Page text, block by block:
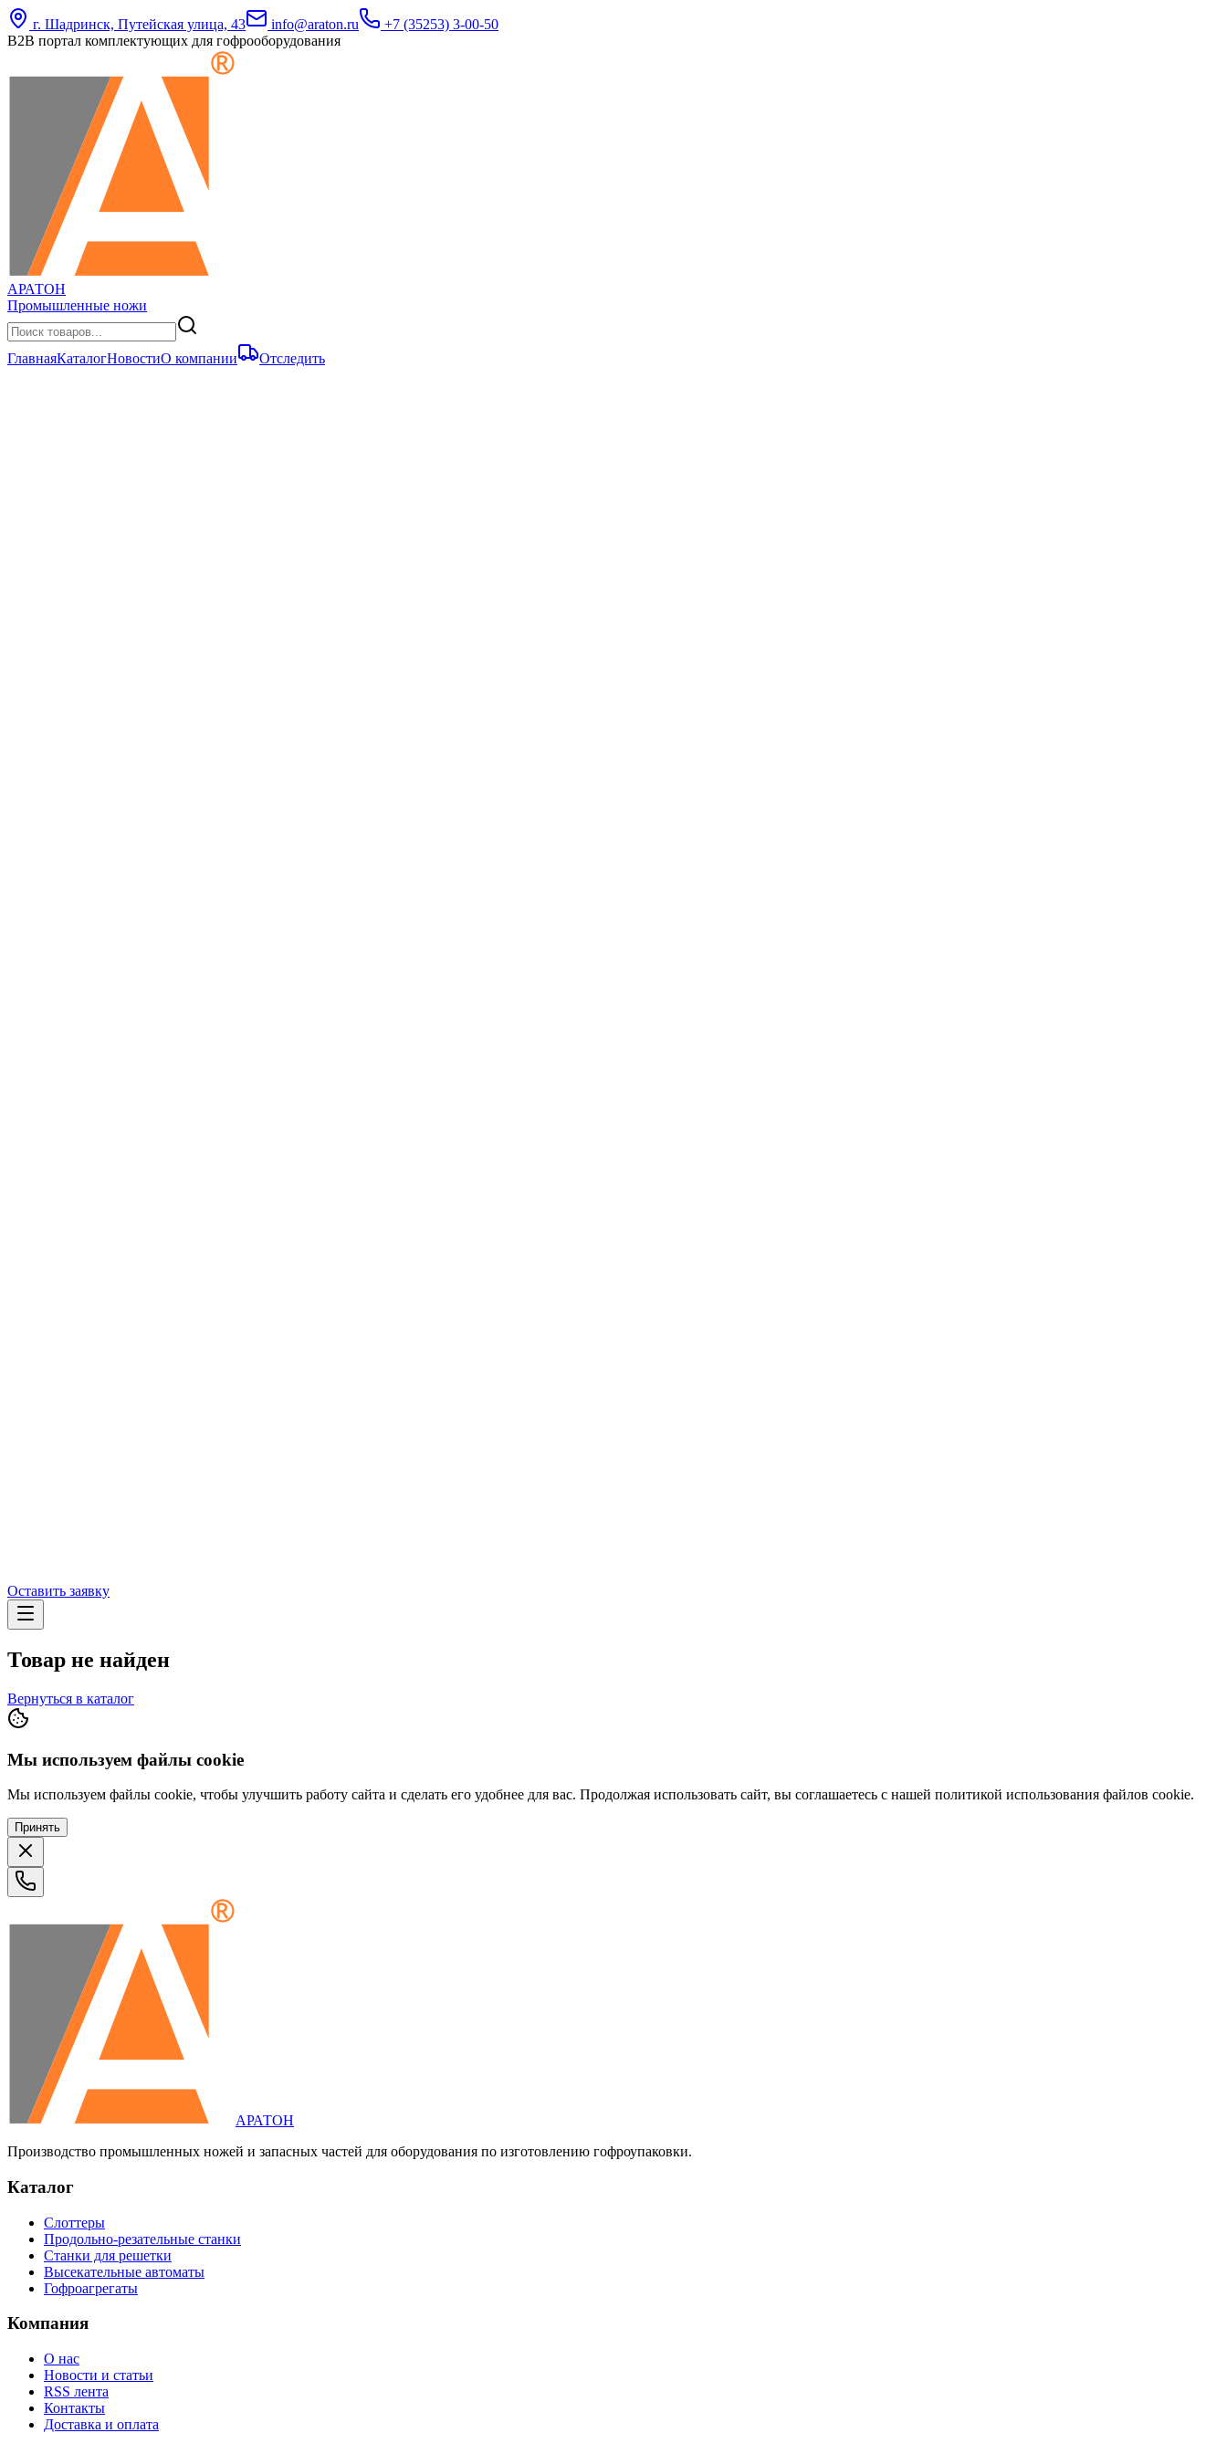
г. Шадринск, Путейская улица, 43 info@araton.ru
+7 (35253) 3-00-50
B2B портал комплектующих для гофрооборудования
АРАТОН
Промышленные ножи
ГлавнаяКаталогНовостиО компании Отследить
Оставить заявку
Товар не найден
Вернуться в каталог
Мы используем файлы cookie
Мы используем файлы cookie, чтобы улучшить работу сайта и сделать его удобнее для вас. Продолжая использовать сайт, вы соглашаетесь с нашей политикой использования файлов cookie.
Принять
АРАТОН
Производство промышленных ножей и запасных частей для оборудования по изготовлению гофроупаковки.
Каталог
Слоттеры
Продольно-резательные станки
Станки для решетки
Высекательные автоматы
Гофроагрегаты
Компания
О нас
Новости и статьи
RSS лента
Контакты
Доставка и оплата